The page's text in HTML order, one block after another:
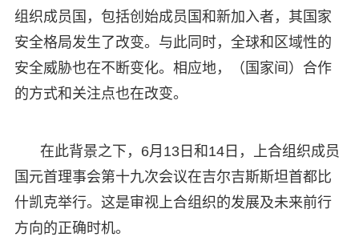
组织成员国，包括创始成员国和新加入者，其国家
安全格局发生了改变。与此同时，全球和区域性的
安全威胁也在不断变化。相应地，（国家间）合作
的方式和关注点也在改变。
在此背景之下，6月13日和14日，上合组织成员
国元首理事会第十九次会议在吉尔吉斯斯坦首都比
什凯克举行。这是审视上合组织的发展及未来前行
方向的正确时机。